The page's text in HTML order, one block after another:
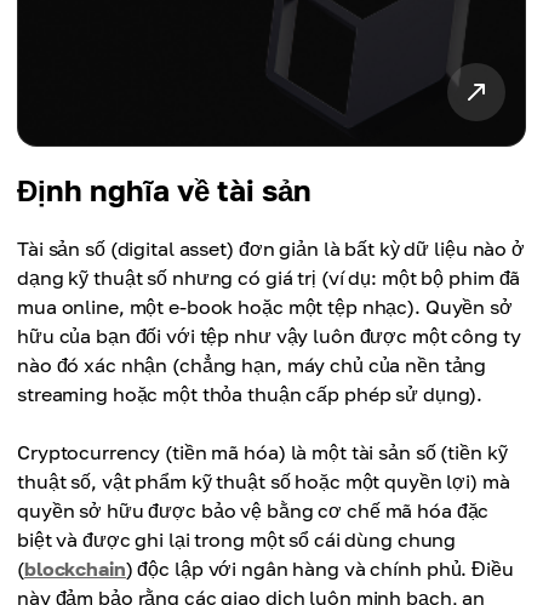
Định nghĩa về tài sản
Tài sản số (digital asset) đơn giản là bất kỳ dữ liệu nào ở
dạng kỹ thuật số nhưng có giá trị (ví dụ: một bộ phim đã
mua online, một e-book hoặc một tệp nhạc). Quyền sở
hữu của bạn đối với tệp như vậy luôn được một công ty
nào đó xác nhận (chẳng hạn, máy chủ của nền tảng
streaming hoặc một thỏa thuận cấp phép sử dụng).
Cryptocurrency (tiền mã hóa) là một tài sản số (tiền kỹ
thuật số, vật phẩm kỹ thuật số hoặc một quyền lợi) mà
quyền sở hữu được bảo vệ bằng cơ chế mã hóa đặc
biệt và được ghi lại trong một sổ cái dùng chung
(blockchain) độc lập với ngân hàng và chính phủ. Điều
này đảm bảo rằng các giao dịch luôn minh bạch, an